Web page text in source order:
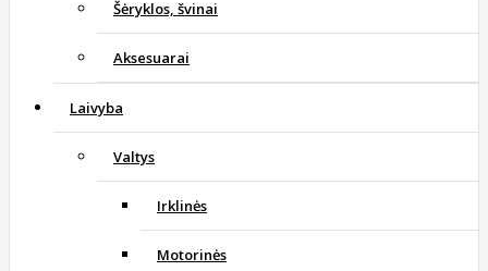
Šėryklos, švinai
Aksesuarai
Laivyba
Valtys
Irklinės
Motorinės